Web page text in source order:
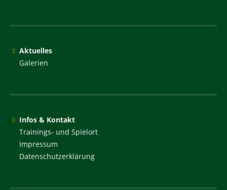
Aktuelles
Galerien
Infos & Kontakt
Trainings- und Spielort
Impressum
Datenschutzerklärung